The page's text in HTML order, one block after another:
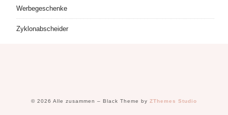
Werbegeschenke
Zyklonabscheider
© 2026 Alle zusammen – Black Theme by ZThemes Studio